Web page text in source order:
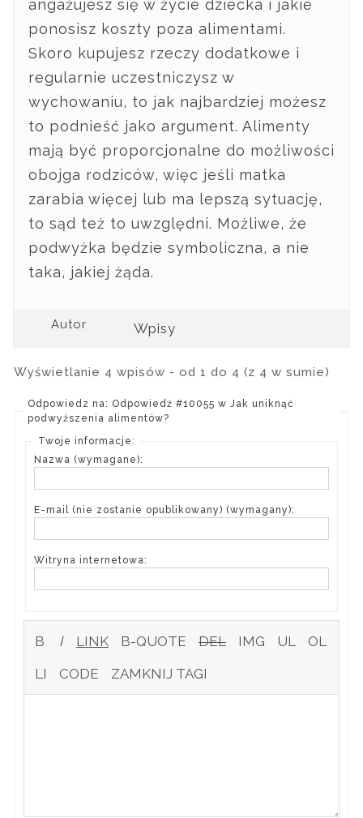
angażujesz się w życie dziecka i jakie
ponosisz koszty poza alimentami.
Skoro kupujesz rzeczy dodatkowe i
regularnie uczestniczysz w
wychowaniu, to jak najbardziej możesz
to podnieść jako argument. Alimenty
mają być proporcjonalne do możliwości
obojga rodziców, więc jeśli matka
zarabia więcej lub ma lepszą sytuację,
to sąd też to uwzględni. Możliwe, że
podwyżka będzie symboliczna, a nie
taka, jakiej żąda.
Autor Wpisy
Wyświetlanie 4 wpisów - od 1 do 4 (z 4 w sumie)
Odpowiedz na: Odpowiedź #10055 w Jak uniknąć
podwyższenia alimentów?
Twoje informacje:
Nazwa (wymagane):
E-mail (nie zostanie opublikowany) (wymagany):
Witryna internetowa: